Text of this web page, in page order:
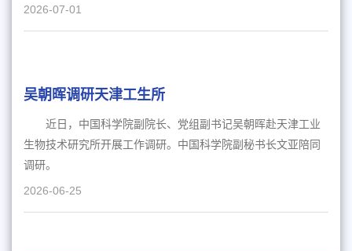
2026-07-01
吴朝晖调研天津工生所
近日，中国科学院副院长、党组副书记吴朝晖赴天津工业
生物技术研究所开展工作调研。中国科学院副秘书长文亚陪同
调研。
2026-06-25